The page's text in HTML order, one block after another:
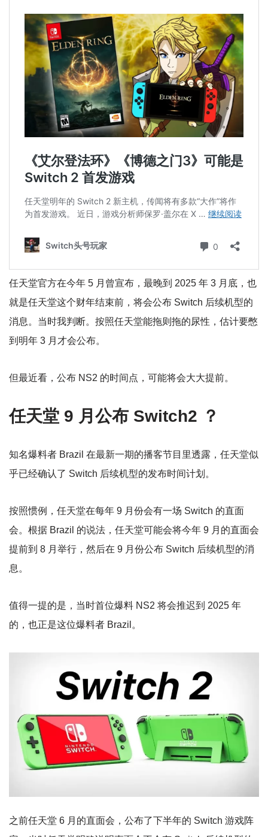
任天堂官方在今年 5 月曾宣布，最晚到 2025 年 3 月底，也
就是任天堂这个财年结束前，将会公布 Switch 后续机型的
消息。当时我判断。按照任天堂能拖则拖的尿性，估计要憋
到明年 3 月才会公布。
但最近看，公布 NS2 的时间点，可能将会大大提前。
任天堂 9 月公布 Switch2 ？
知名爆料者 Brazil 在最新一期的播客节目里透露，任天堂似
乎已经确认了 Switch 后续机型的发布时间计划。
按照惯例，任天堂在每年 9 月份会有一场 Switch 的直面
会。根据 Brazil 的说法，任天堂可能会将今年 9 月的直面会
提前到 8 月举行，然后在 9 月份公布 Switch 后续机型的消
息。
值得一提的是，当时首位爆料 NS2 将会推迟到 2025 年
的，也正是这位爆料者 Brazil。
之前任天堂 6 月的直面会，公布了下半年的 Switch 游戏阵